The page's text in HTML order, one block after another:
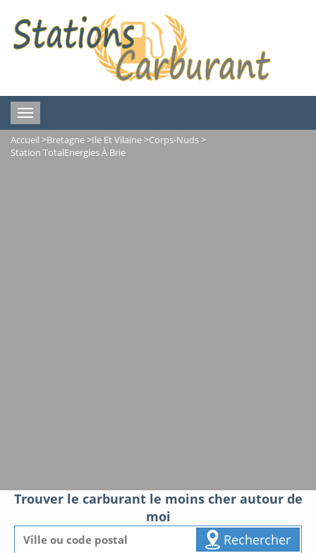
Toggle
navigation
Accueil >Bretagne>Ile Et Vilaine>Corps-Nuds>
Station TotalEnergies À Brie
Trouver le carburant le moins cher autour de
moi
Rechercher